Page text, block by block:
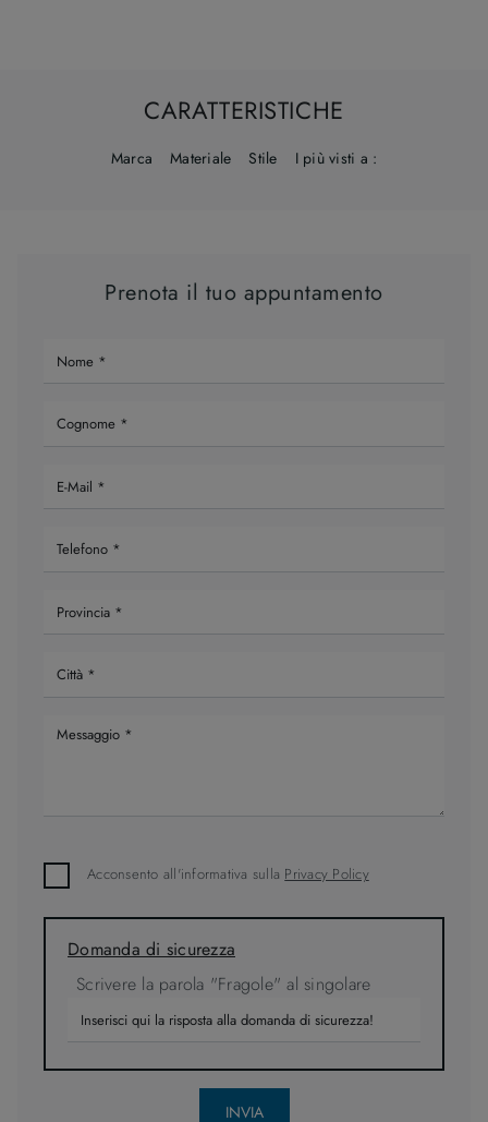
CARATTERISTICHE
Marca Materiale Stile I più visti a :
Prenota il tuo appuntamento
Acconsento all'informativa sulla Privacy Policy
Domanda di sicurezza
Scrivere la parola "Fragole" al singolare
INVIA